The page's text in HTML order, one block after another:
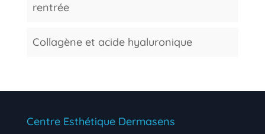
rentrée
Collagène et acide hyaluronique
Centre Esthétique Dermasens